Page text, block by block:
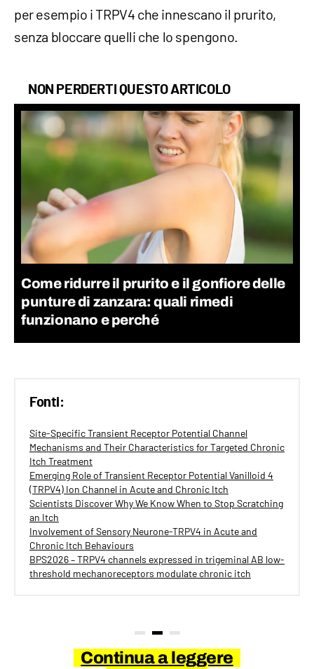
per esempio i TRPV4 che innescano il prurito,
senza bloccare quelli che lo spengono.
NON PERDERTI QUESTO ARTICOLO
Come ridurre il prurito e il gonfiore delle
punture di zanzara: quali rimedi
funzionano e perché
Fonti:
Site-Specific Transient Receptor Potential Channel
Mechanisms and Their Characteristics for Targeted Chronic
Itch Treatment
Emerging Role of Transient Receptor Potential Vanilloid 4
(TRPV4) Ion Channel in Acute and Chronic Itch
Scientists Discover Why We Know When to Stop Scratching
an Itch
Involvement of Sensory Neurone-TRPV4 in Acute and
Chronic Itch Behaviours
BPS2026 – TRPV4 channels expressed in trigeminal AB low-
threshold mechanoreceptors modulate chronic itch
Continua a leggere